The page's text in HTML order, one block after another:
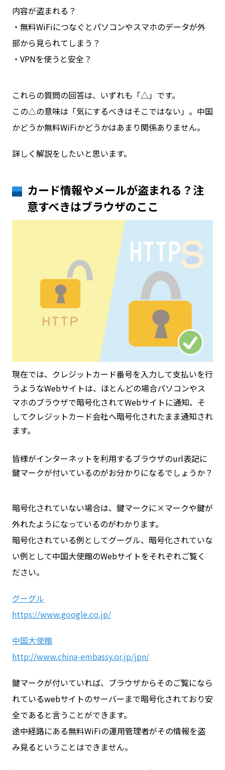
内容が盗まれる？
・無料WiFiにつなぐとパソコンやスマホのデータが外
部から見られてしまう？
・VPNを使うと安全？
これらの質問の回答は、いずれも「△」です。
この△の意味は「気にするべきはそこではない」。中国
かどうか無料WiFiかどうかはあまり関係ありません。
詳しく解説をしたいと思います。
カード情報やメールが盗まれる？注
意すべきはブラウザのここ
現在では、クレジットカード番号を入力して支払いを行
うようなWebサイトは、ほとんどの場合パソコンやス
マホのブラウザで暗号化されてWebサイトに通知、そ
してクレジットカード会社へ暗号化されたまま通知され
ます。
皆様がインターネットを利用するブラウザのurl表記に
鍵マークが付いているのがお分かりになるでしょうか？
暗号化されていない場合は、鍵マークに×マークや鍵が
外れたようになっているのがわかります。
暗号化されている例としてグーグル、暗号化されていな
い例として中国大使館のWebサイトをそれぞれご覧く
ださい。
グーグル
https://www.google.co.jp/
中国大使館
http://www.china-embassy.or.jp/jpn/
鍵マークが付いていれば、ブラウザからそのご覧になら
れているwebサイトのサーバーまで暗号化されており安
全であると言うことができます。
途中経路にある無料WiFiの運用管理者がその情報を盗
み見るということはできません。